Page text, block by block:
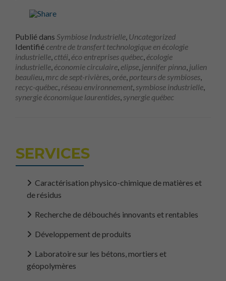
Publié dans Symbiose Industrielle, Uncategorized
Identifiécentre de transfert technologique en écologie
industrielle,cttéi,éco entreprises québec,écologie
industrielle,économie circulaire,elipse, jennifer pinna, julien
beaulieu, mrc de sept-rivières,orée, porteurs de symbioses,
recyc-québec, réseau environnement,symbiose industrielle,
synergie économique laurentides,synergie québec
SERVICES
Caractérisation physico-chimique de matières et
de résidus
Recherche de débouchés innovants et rentables
Développement de produits
Laboratoire sur les bétons, mortiers et
géopolymères